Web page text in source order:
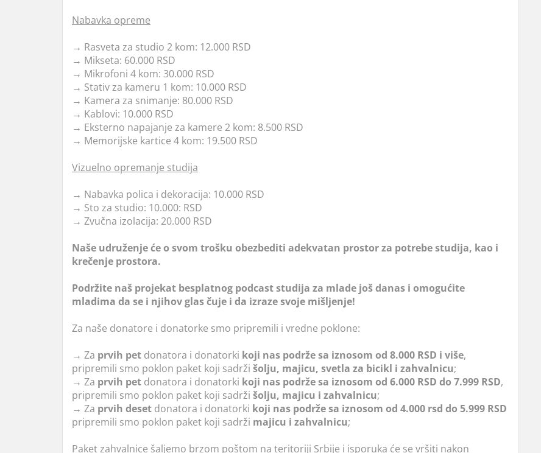
Nabavka opreme
→ Rasveta za studio 2 kom: 12.000 RSD
→ Mikseta: 60.000 RSD
→ Mikrofoni 4 kom: 30.000 RSD
→ Stativ za kameru 1 kom: 10.000 RSD
→ Kamera za snimanje: 80.000 RSD
→ Kablovi: 10.000 RSD
→ Eksterno napajanje za kamere 2 kom: 8.500 RSD
→ Memorijske kartice 4 kom: 19.500 RSD
Vizuelno opremanje studija
→ Nabavka polica i dekoracija: 10.000 RSD
→ Sto za studio: 10.000: RSD
→ Zvučna izolacija: 20.000 RSD
Naše udruženje će o svom trošku obezbediti adekvatan prostor za potrebe studija, kao i
krečenje prostora.
Podržite naš projekat besplatnog podcast studija za mlade još danas i omogućite
mladima da se i njihov glas čuje i da izraze svoje mišljenje!
Za naše donatore i donatorke smo pripremili i vredne poklone:
→ Za prvih pet donatora i donatorki koji nas podrže sa iznosom od 8.000 RSD i više,
pripremili smo poklon paket koji sadrži šolju, majicu, svetla za bicikl i zahvalnicu;
→ Za prvih pet donatora i donatorki koji nas podrže sa iznosom od 6.000 RSD do 7.999 RSD,
pripremili smo poklon paket koji sadrži šolju, majicu i zahvalnicu;
→ Za prvih deset donatora i donatorki koji nas podrže sa iznosom od 4.000 rsd do 5.999 RSD
pripremili smo poklon paket koji sadrži majicu i zahvalnicu;
Paket zahvalnice šaljemo brzom poštom na teritoriji Srbije i isporuka će se vršiti nakon